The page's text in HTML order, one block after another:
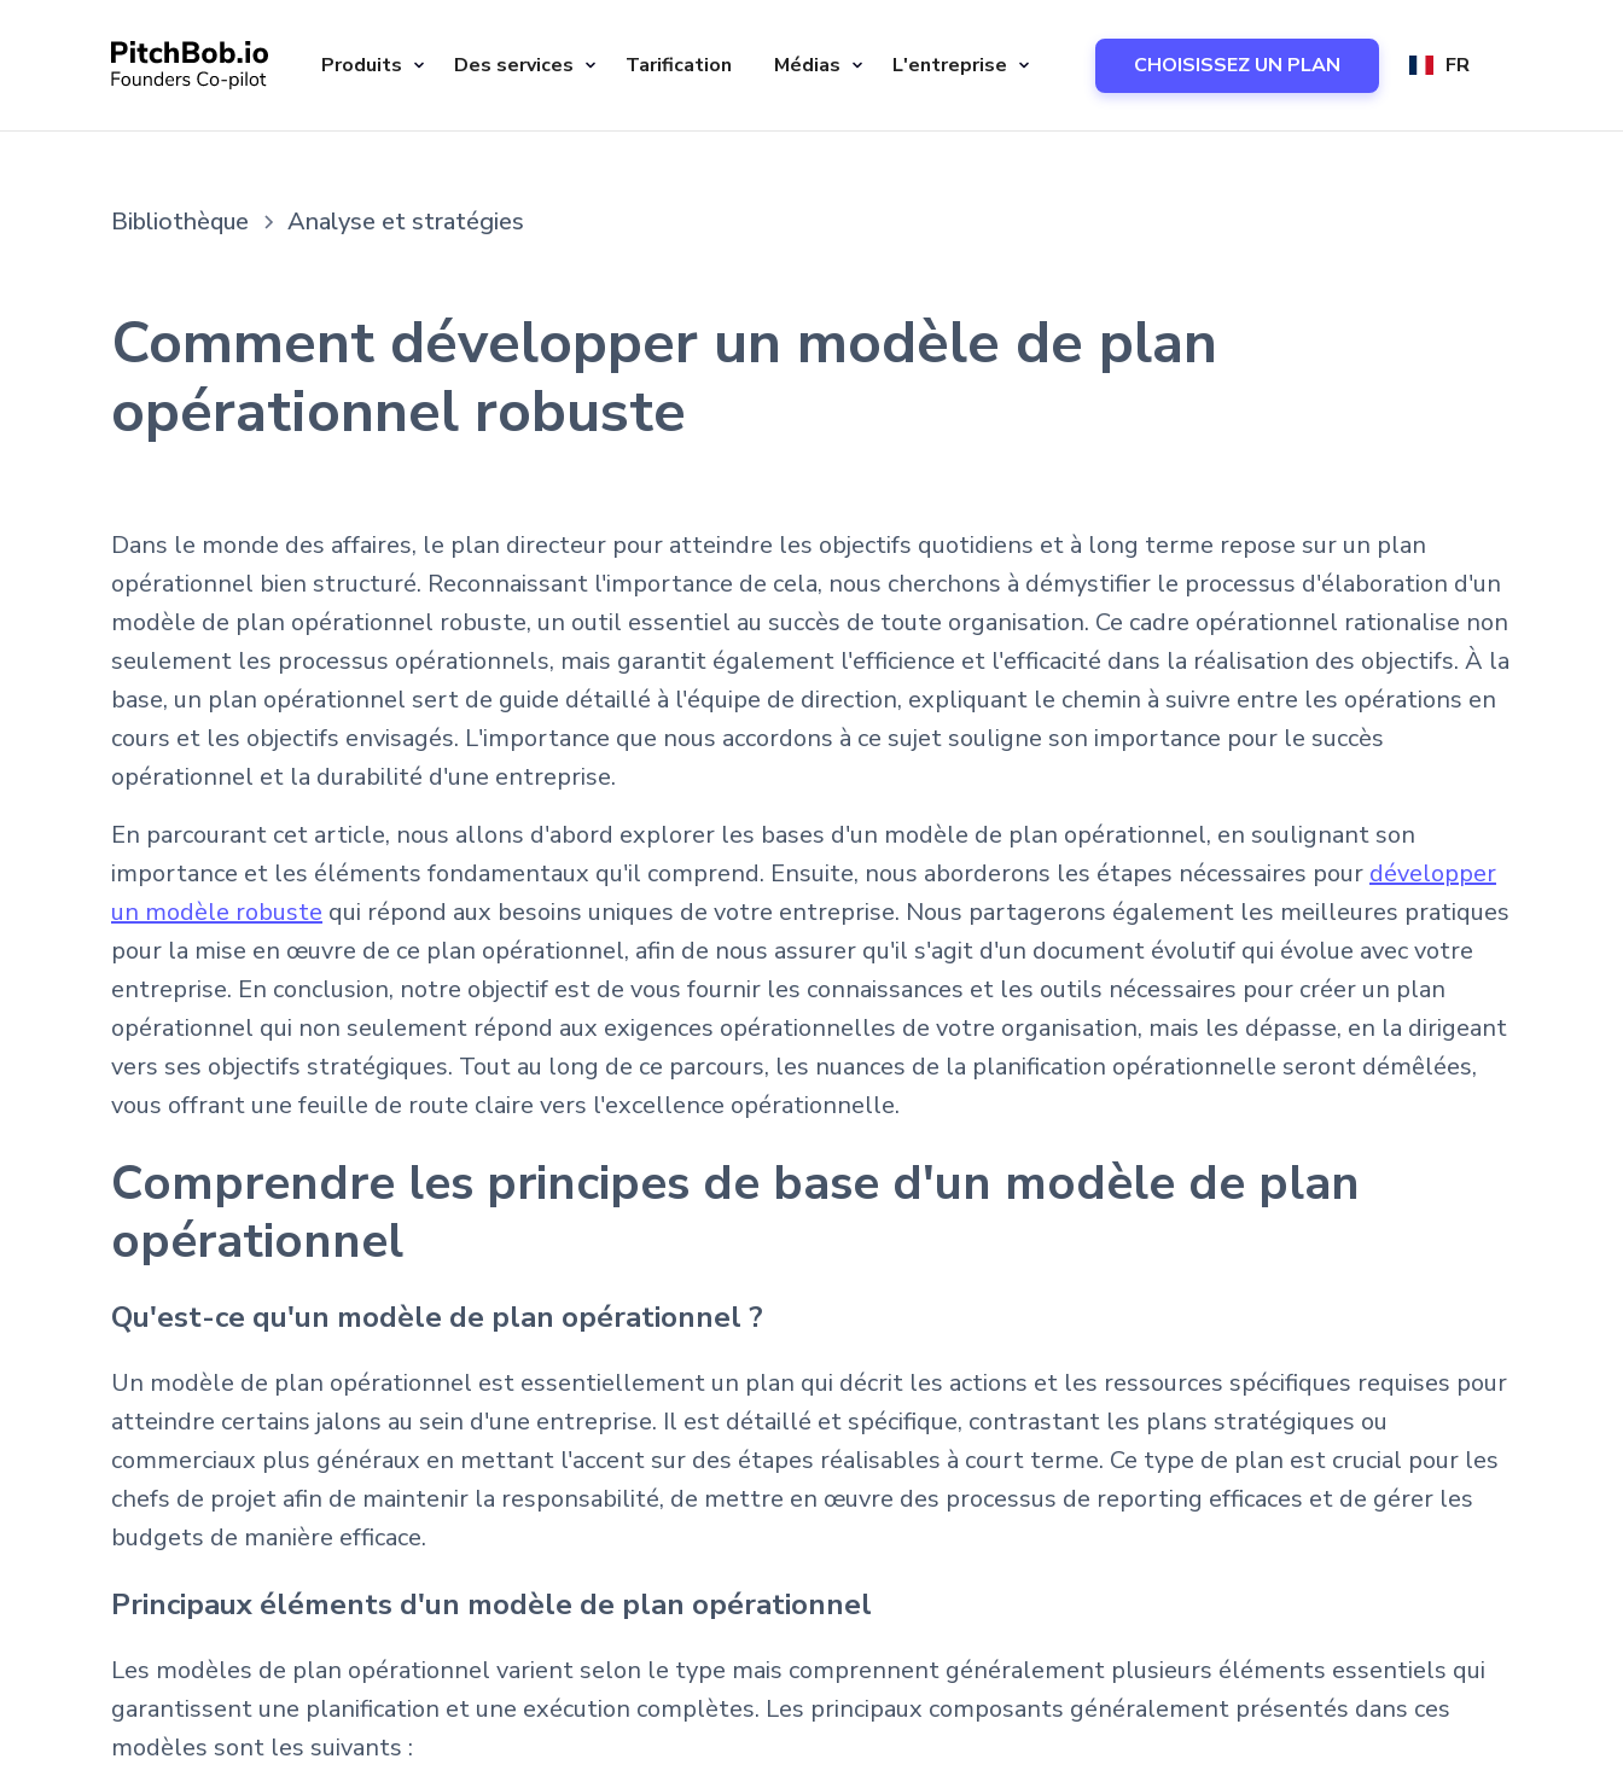
Produits Des services Tarification Médias L'entreprise CHOISISSEZ UN PLAN FR
Bibliothèque Analyse et stratégies
Comment développer un modèle de plan
opérationnel robuste
Dans le monde des affaires, le plan directeur pour atteindre les objectifs quotidiens et à long terme repose sur un plan
opérationnel bien structuré. Reconnaissant l'importance de cela, nous cherchons à démystifier le processus d'élaboration d'un
modèle de plan opérationnel robuste, un outil essentiel au succès de toute organisation. Ce cadre opérationnel rationalise non
seulement les processus opérationnels, mais garantit également l'efficience et l'efficacité dans la réalisation des objectifs. À la
base, un plan opérationnel sert de guide détaillé à l'équipe de direction, expliquant le chemin à suivre entre les opérations en
cours et les objectifs envisagés. L'importance que nous accordons à ce sujet souligne son importance pour le succès
opérationnel et la durabilité d'une entreprise.
En parcourant cet article, nous allons d'abord explorer les bases d'un modèle de plan opérationnel, en soulignant son
importance et les éléments fondamentaux qu'il comprend. Ensuite, nous aborderons les étapes nécessaires pour développer
un modèle robuste qui répond aux besoins uniques de votre entreprise. Nous partagerons également les meilleures pratiques
pour la mise en œuvre de ce plan opérationnel, afin de nous assurer qu'il s'agit d'un document évolutif qui évolue avec votre
entreprise. En conclusion, notre objectif est de vous fournir les connaissances et les outils nécessaires pour créer un plan
opérationnel qui non seulement répond aux exigences opérationnelles de votre organisation, mais les dépasse, en la dirigeant
vers ses objectifs stratégiques. Tout au long de ce parcours, les nuances de la planification opérationnelle seront démêlées,
vous offrant une feuille de route claire vers l'excellence opérationnelle.
Comprendre les principes de base d'un modèle de plan
opérationnel
Qu'est-ce qu'un modèle de plan opérationnel ?
Un modèle de plan opérationnel est essentiellement un plan qui décrit les actions et les ressources spécifiques requises pour
atteindre certains jalons au sein d'une entreprise. Il est détaillé et spécifique, contrastant les plans stratégiques ou
commerciaux plus généraux en mettant l'accent sur des étapes réalisables à court terme. Ce type de plan est crucial pour les
chefs de projet afin de maintenir la responsabilité, de mettre en œuvre des processus de reporting efficaces et de gérer les
budgets de manière efficace.
Principaux éléments d'un modèle de plan opérationnel
Les modèles de plan opérationnel varient selon le type mais comprennent généralement plusieurs éléments essentiels qui
garantissent une planification et une exécution complètes. Les principaux composants généralement présentés dans ces
modèles sont les suivants :